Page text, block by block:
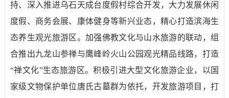
持、深入推进乌石天成台度假村综合开发，大力发展休闲
度假、商务会展、康体健身等新兴业态，精心打造滨海生
态养生观光旅游区。加强佛教文化与山水旅游的联动，组
合推出九龙山参禅与鹰峰岭火山公园观光精品线路，打造
“禅文化”生态旅游区。积极引进大型文化旅游企业，以国
家级文物保护单位唐氏古墓群为依托，开发旅游项目，打